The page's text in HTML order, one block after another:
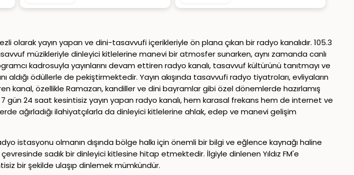
olarak yayın yapan ve dini-tasavvufi içerikleriyle ön plana çıkan bir radyo kanalıdır. 105.3
müzikleriyle dinleyici kitlelerine manevi bir atmosfer sunarken, aynı zamanda canlı
kadrosuyla yayınlarını devam ettiren radyo kanalı, tasavvuf kültürünü tanıtmayı ve
ödüllerle de pekiştirmektedir. Yayın akışında tasavvufi radyo tiyatroları, evliyaların
kanal, özellikle Ramazan, kandiller ve dini bayramlar gibi özel dönemlerde hazırlamış
gün 24 saat kesintisiz yayın yapan radyo kanalı, hem karasal frekans hem de internet ve
ağırladığı ilahiyatçılarla da dinleyici kitlelerine ahlak, edep ve manevi gelişim
istasyonu olmanın dışında bölge halkı için önemli bir bilgi ve eğlence kaynağı haline
çevresinde sadık bir dinleyici kitlesine hitap etmektedir. İlgiyle dinlenen Yıldız FM'e
bir şekilde ulaşıp dinlemek mümkündür.